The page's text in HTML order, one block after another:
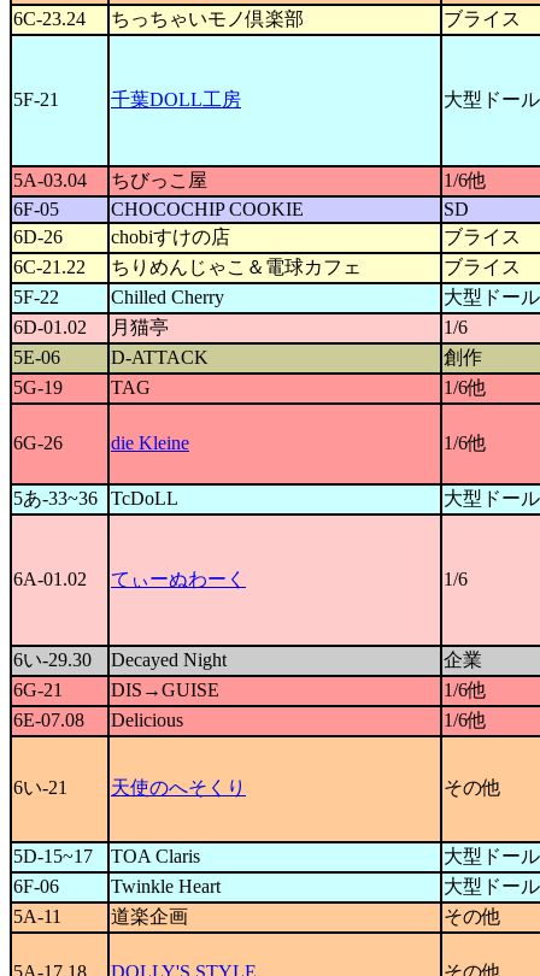
6C-23.24
ちっちゃいモノ倶楽部 ブライス
5F-21 千葉DOLL工房 大型ドール
5A-03.04 ちびっこ屋
1/6他
6F-05
CHOCOCHIP COOKIE
SD
6D-26
chobiすけの店
ブライス
6C-21.22
ちりめんじゃこ＆電球カフェ
ブライス
5F-22
Chilled Cherry
大型ドール
6D-01.02
月猫亭
1/6
5E-06
D-ATTACK
創作
5G-19
TAG 1/6他
6G-26 die Kleine 1/6他
5あ-33~36 TcDoLL 大型ドール
6A-01.02 てぃーぬわーく 1/6
6い-29.30 Decayed Night
企業
6G-21
DIS→GUISE
1/6他
6E-07.08
Delicious 1/6他
6い-21 天使のへそくり その他
5D-15~17 TOA Claris
大型ドール
6F-06
Twinkle Heart
大型ドール
5A-11
道楽企画 その他
5A-17.18 DOLLY'S STYLE その他